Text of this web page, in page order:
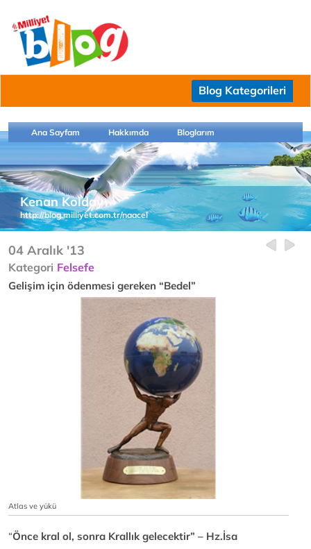
Blog Kategorileri
Ana Sayfam Hakkımda Bloglarım
Kenan Kolday
http://blog.milliyet.com.tr/naacel
04 Aralık '13
Kategori Felsefe
Gelişim için ödenmesi gereken “Bedel”
Atlas ve yükü
“Önce kral ol, sonra Krallık gelecektir” – Hz.İsa